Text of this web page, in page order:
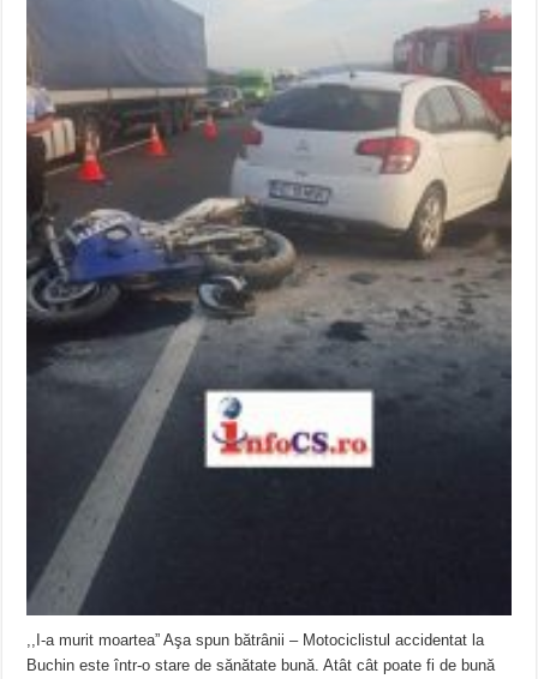
,,I-a murit moartea” Aşa spun bătrânii – Motociclistul accidentat la
Buchin este într-o stare de sănătate bună. Atât cât poate fi de bună